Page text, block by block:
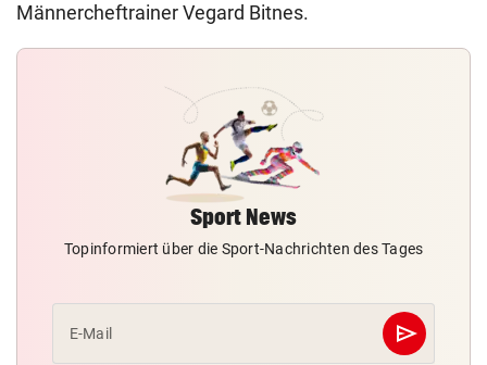
Männercheftrainer Vegard Bitnes.
Sport News
Topinformiert über die Sport-Nachrichten des Tages
E-Mail send
Abschicken